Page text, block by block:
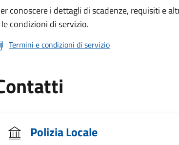
conoscere i dettagli di scadenze, requisiti e
le condizioni di servizio.
Termini e condizioni di servizio
Polizia Locale